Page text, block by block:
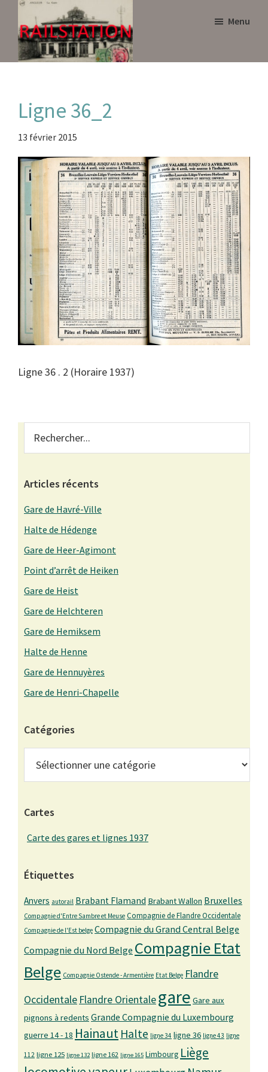
main
content
primary
sidebar
Menu
Ligne 36_2
13 février 2015
Ligne 36 . 2 (Horaire 1937)
Primary
Sidebar
Articles récents
Gare de Havré-Ville
Halte de Hédenge
Gare de Heer-Agimont
Point d’arrêt de Heiken
Gare de Heist
Gare de Helchteren
Gare de Hemiksem
Halte de Henne
Gare de Hennuyères
Gare de Henri-Chapelle
Catégories
Cartes
Carte des gares et lignes 1937
Étiquettes
Anvers autorail Brabant Flamand Brabant Wallon Bruxelles
Compagnie d'Entre Sambre et Meuse Compagnie de Flandre Occidentale
Compagnie de l'Est belge Compagnie du Grand Central Belge
Compagnie du Nord Belge Compagnie Etat
Belge Compagnie Ostende - Armentière Etat Belge Flandre
Occidentale Flandre Orientalegare Gare aux
pignons à redents Grande Compagnie du Luxembourg
guerre 14 - 18 Hainaut Halte ligne 34 ligne 36 ligne 43 ligne
112 ligne 125 ligne 132 ligne 162 ligne 165 Limbourg Liège